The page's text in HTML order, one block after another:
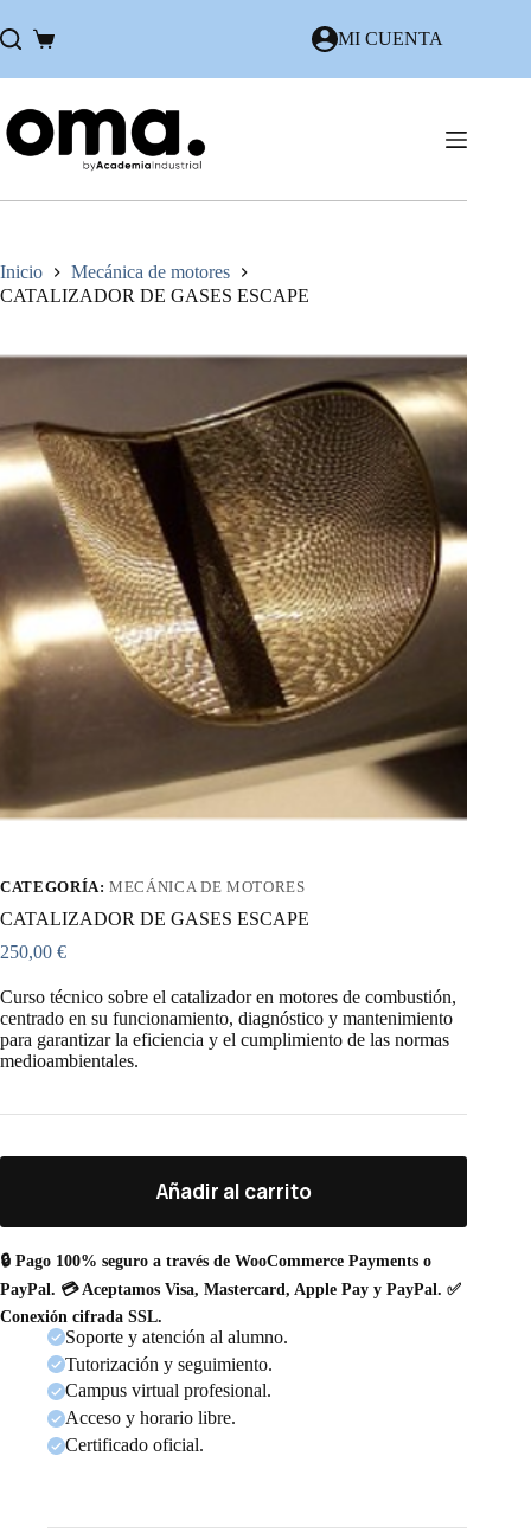
al
contenido
Carro
MI CUENTA
Inicio
Mecánica de motores
CATALIZADOR DE GASES ESCAPE
CATEGORÍA:MECÁNICA DE MOTORES
CATALIZADOR DE GASES ESCAPE
250,00 €
Curso técnico sobre el catalizador en motores de combustión,
centrado en su funcionamiento, diagnóstico y mantenimiento
para garantizar la eficiencia y el cumplimiento de las normas
medioambientales.
Añadir al carrito
🔒 Pago 100% seguro a través de WooCommerce Payments o
PayPal. 💳 Aceptamos Visa, Mastercard, Apple Pay y PayPal. ✅
Conexión cifrada SSL.
Soporte y atención al alumno.
Tutorización y seguimiento.
Campus virtual profesional.
Acceso y horario libre.
Certificado oficial.